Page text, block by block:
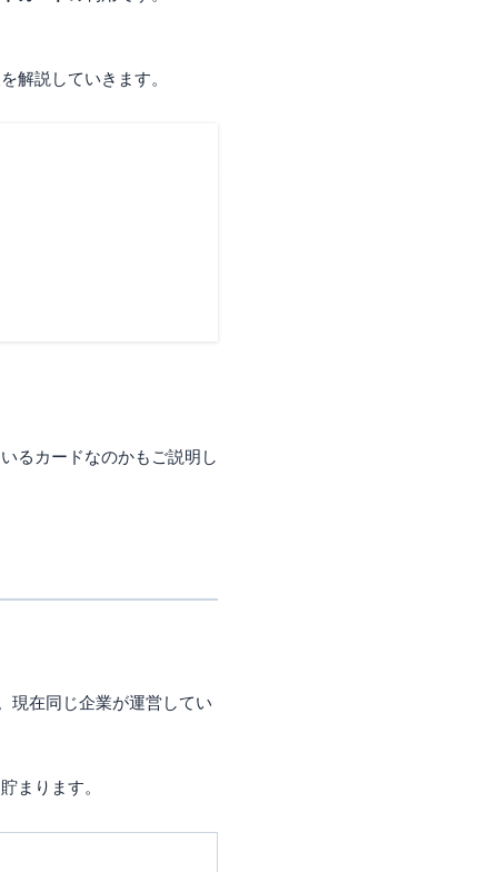
解説していきます。
るカードなのかもご説明し
現在同じ企業が運営してい
まります。